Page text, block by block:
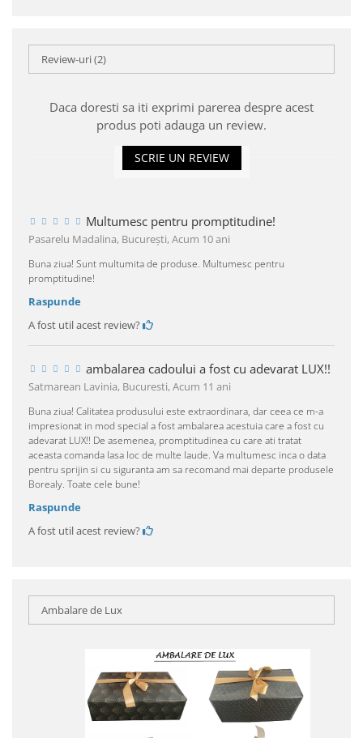
Review-uri(2)
Daca doresti sa iti exprimi parerea despre acest
produs poti adauga un review.
SCRIE UN REVIEW
Multumesc pentru promptitudine!
Pasarelu Madalina, Bucureşti,Acum 10 ani
Buna ziua! Sunt multumita de produse. Multumesc pentru
promptitudine!
Raspunde
A fost util acest review?
ambalarea cadoului a fost cu adevarat LUX!!
Satmarean Lavinia, Bucuresti,Acum 11 ani
Buna ziua! Calitatea produsului este extraordinara, dar ceea ce m-a
impresionat in mod special a fost ambalarea acestuia care a fost cu
adevarat LUX!! De asemenea, promptitudinea cu care ati tratat
aceasta comanda lasa loc de multe laude. Va multumesc inca o data
pentru sprijin si cu siguranta am sa recomand mai departe produsele
Borealy. Toate cele bune!
Raspunde
A fost util acest review?
Ambalare de Lux